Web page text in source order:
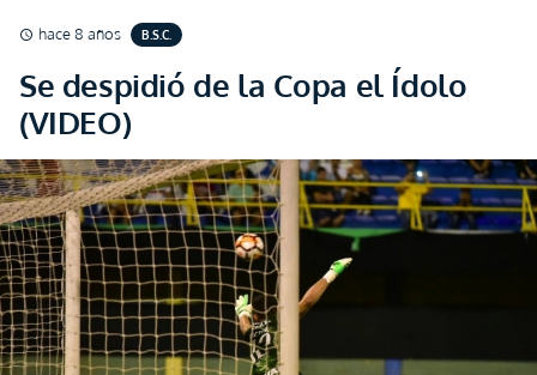
schedule hace 8 años B.S.C.
Se despidió de la Copa el Ídolo
(VIDEO)